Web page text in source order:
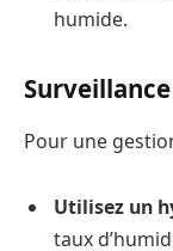
humide.
Pour une
Utilisez un
taux